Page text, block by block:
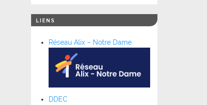
LIENS
Réseau Alix – Notre Dame
DDEC